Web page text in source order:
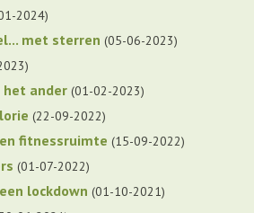
2024
met sterren 05-06-2023
het ander 01-02-2023
22-09-2022
fitnessruimte 15-09-2022
01-07-2022
lockdown 01-10-2021